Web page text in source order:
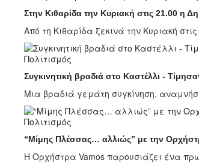
Στην Κιθαρίδα την Κυριακή στις 21.00 η
Από τη Κιθαρίδα ξεκινά την Κυριακή
Πολιτισμός
Συγκινητική βραδιά στο Καστέλλι -
Μια βραδιά γεμάτη συγκίνηση,
Πολιτισμός
“Μίμης Πλέσσας… αλλιώς” με την
Η Ορχήστρα Vamos παρουσιάζει ένα